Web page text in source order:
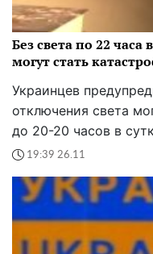
Без света по 22
могут стать
Украинцев
отключения света
до 20-20 часов в
19:39 26.11